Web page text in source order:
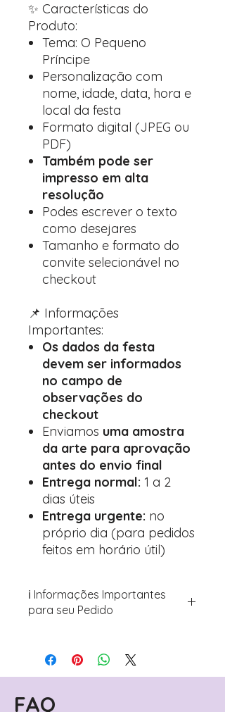
✨ Características do
Produto:
Tema: O Pequeno
Príncipe
Personalização com
nome, idade, data, hora e
local da festa
Formato digital (JPEG ou
PDF)
Também pode ser
impresso em alta
resolução
Podes escrever o texto
como desejares
Tamanho e formato do
convite selecionável no
checkout
📌 Informações
Importantes:
Os dados da festa
devem ser informados
no campo de
observações do
checkout
Enviamos uma amostra
da arte para aprovação
antes do envio final
Entrega normal: 1 a 2
dias úteis
Entrega urgente: no
próprio dia (para pedidos
feitos em horário útil)
ℹ️ Informações Importantes
para seu Pedido
Avance para a página de checkout
(próximo passo após o carrinho)
Encontre o campo de "Notas do
Pedido"
FAQ